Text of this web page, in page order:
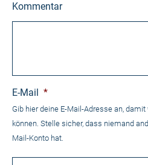
Kommentar
E-Mail *
Gib hier deine E-Mail-Adresse an,
können. Stelle sicher, dass niemand
Mail-Konto hat.